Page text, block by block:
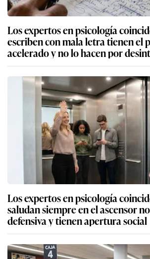
Los expertos en psicología
escriben con mala letra tienen el
acelerado y no lo hacen por
Los expertos en psicología
saludan siempre en el ascensor
defensiva y tienen apertura social